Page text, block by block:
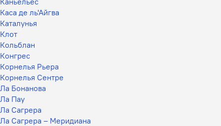
Каса де ль'Айгва
Каталунья
Клот
Кольблан
Конгрес
Корнелья Рьера
Корнелья Сентре
Ла Бонанова
Ла Пау
Ла Сагрера
Ла Сагрера – Меридиана